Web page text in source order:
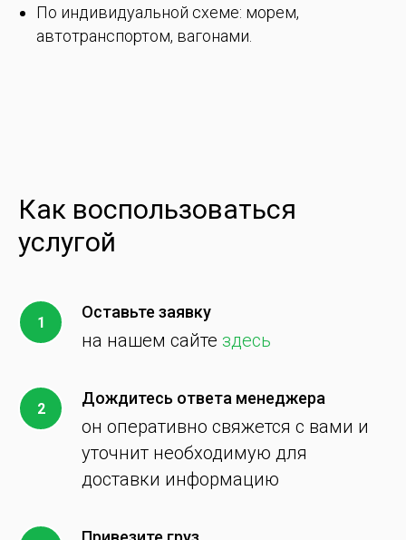
По индивидуальной схеме: морем,
автотранспортом, вагонами.
Как воспользоваться
услугой
Оставьте заявку
на нашем сайте здесь
Дождитесь ответа менеджера
он оперативно свяжется с вами и
уточнит необходимую для
доставки информацию